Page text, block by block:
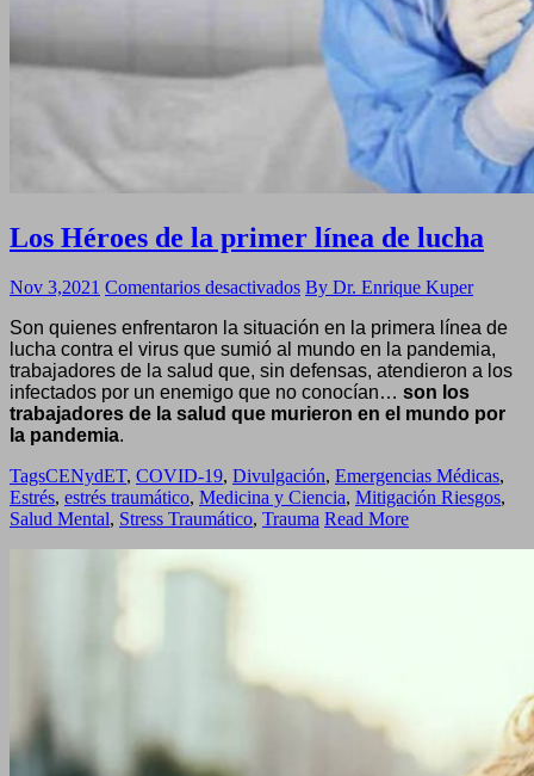
Los Héroes de la primer línea de lucha
Nov 3,2021 Comentarios desactivadosen
Héroes
de
la
primer
línea
By Dr. Enrique Kuper
Son quienes enfrentaron la situación en la primera línea de
lucha contra el virus que sumió al mundo en la pandemia,
trabajadores de la salud que, sin defensas, atendieron a los
infectados por un enemigo que no conocían… son los
trabajadores de la salud que murieron en el mundo por
la pandemia.
TagsCENydET, COVID-19, Divulgación, Emergencias Médicas,
Estrés, estrés traumático, Medicina y Ciencia, Mitigación Riesgos,
Salud Mental, Stress Traumático, Trauma Read More